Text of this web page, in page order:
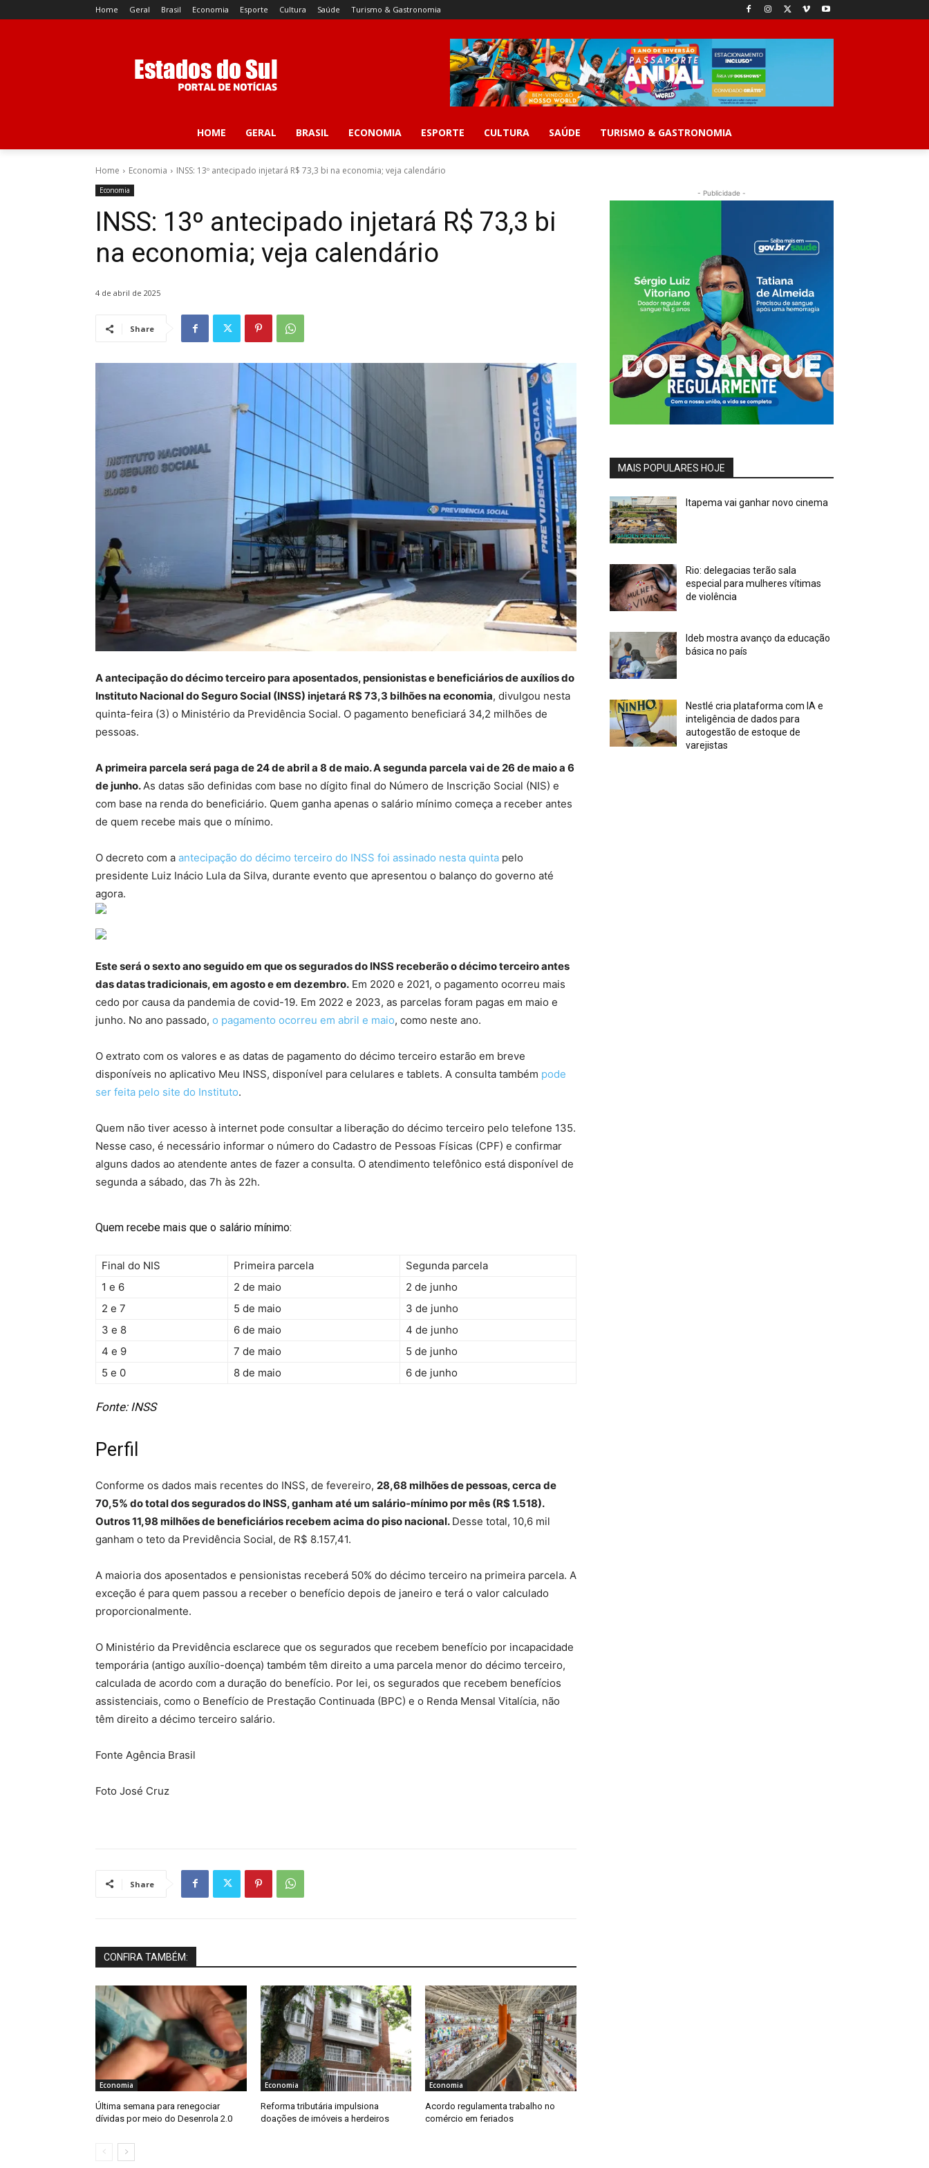
Home Geral Brasil Economia Esporte Cultura Saúde Turismo & Gastronomia
HOME GERAL BRASIL ECONOMIA ESPORTE CULTURA SAÚDE TURISMO & GASTRONOMIA
Home Economia INSS: 13º antecipado injetará R$ 73,3 bi na economia; veja calendário
Economia
INSS: 13º antecipado injetará R$ 73,3 bi
na economia; veja calendário
4 de abril de 2025
Share
A antecipação do décimo terceiro para aposentados, pensionistas e beneficiários de auxílios do
Instituto Nacional do Seguro Social (INSS) injetará R$ 73,3 bilhões na economia, divulgou nesta
quinta-feira (3) o Ministério da Previdência Social. O pagamento beneficiará 34,2 milhões de
pessoas.
A primeira parcela será paga de 24 de abril a 8 de maio. A segunda parcela vai de 26 de maio a 6
de junho. As datas são definidas com base no dígito final do Número de Inscrição Social (NIS) e
com base na renda do beneficiário. Quem ganha apenas o salário mínimo começa a receber antes
de quem recebe mais que o mínimo.
O decreto com a antecipação do décimo terceiro do INSS foi assinado nesta quinta pelo
presidente Luiz Inácio Lula da Silva, durante evento que apresentou o balanço do governo até
agora.
Este será o sexto ano seguido em que os segurados do INSS receberão o décimo terceiro antes
das datas tradicionais, em agosto e em dezembro. Em 2020 e 2021, o pagamento ocorreu mais
cedo por causa da pandemia de covid-19. Em 2022 e 2023, as parcelas foram pagas em maio e
junho. No ano passado, o pagamento ocorreu em abril e maio, como neste ano.
O extrato com os valores e as datas de pagamento do décimo terceiro estarão em breve
disponíveis no aplicativo Meu INSS, disponível para celulares e tablets. A consulta também pode
ser feita pelo site do Instituto.
Quem não tiver acesso à internet pode consultar a liberação do décimo terceiro pelo telefone 135.
Nesse caso, é necessário informar o número do Cadastro de Pessoas Físicas (CPF) e confirmar
alguns dados ao atendente antes de fazer a consulta. O atendimento telefônico está disponível de
segunda a sábado, das 7h às 22h.
Quem recebe mais que o salário mínimo:
Final do NIS Primeira parcela
Segunda parcela
1 e 6
2 de maio
2 de junho
2 e 7
5 de maio
3 de junho
3 e 8
6 de maio
4 de junho
4 e 9
7 de maio
5 de junho
5 e 0
8 de maio 6 de junho
Fonte: INSS
Perfil
Conforme os dados mais recentes do INSS, de fevereiro, 28,68 milhões de pessoas, cerca de
70,5% do total dos segurados do INSS, ganham até um salário-mínimo por mês (R$ 1.518).
Outros 11,98 milhões de beneficiários recebem acima do piso nacional. Desse total, 10,6 mil
ganham o teto da Previdência Social, de R$ 8.157,41.
A maioria dos aposentados e pensionistas receberá 50% do décimo terceiro na primeira parcela. A
exceção é para quem passou a receber o benefício depois de janeiro e terá o valor calculado
proporcionalmente.
O Ministério da Previdência esclarece que os segurados que recebem benefício por incapacidade
temporária (antigo auxílio-doença) também têm direito a uma parcela menor do décimo terceiro,
calculada de acordo com a duração do benefício. Por lei, os segurados que recebem benefícios
assistenciais, como o Benefício de Prestação Continuada (BPC) e o Renda Mensal Vitalícia, não
têm direito a décimo terceiro salário.
Fonte Agência Brasil
Foto José Cruz
Share
CONFIRA TAMBÉM:
Economia
Última semana para renegociar
dívidas por meio do Desenrola 2.0
Economia
Reforma tributária impulsiona
doações de imóveis a herdeiros
Economia
Acordo regulamenta trabalho no
comércio em feriados
- Publicidade -
MAIS POPULARES HOJE
Itapema vai ganhar novo cinema
Rio: delegacias terão sala
especial para mulheres vítimas
de violência
Ideb mostra avanço da educação
básica no país
Nestlé cria plataforma com IA e
inteligência de dados para
autogestão de estoque de
varejistas